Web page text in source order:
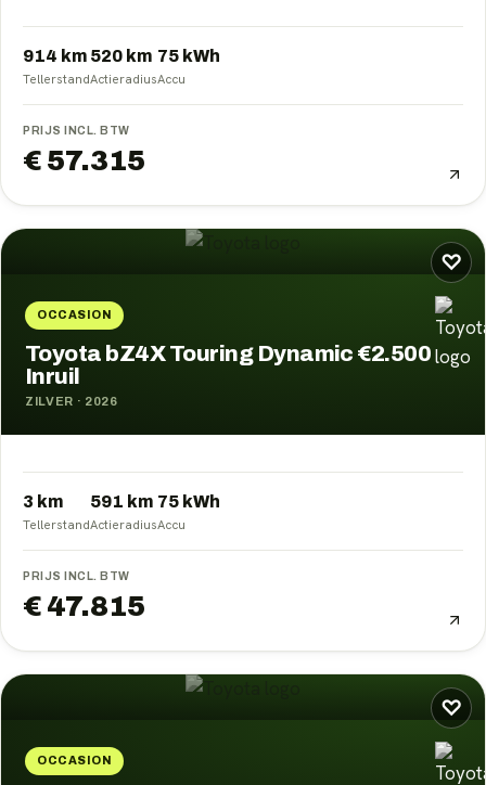
914 km
Tellerstand
520 km
Actieradius
75 kWh
Accu
PRIJS INCL. BTW
€ 57.315
♡
OCCASION
Toyota bZ4X Touring Dynamic €2.500
Inruil
ZILVER · 2026
3 km
Tellerstand
591 km
Actieradius
75 kWh
Accu
PRIJS INCL. BTW
€ 47.815
♡
OCCASION